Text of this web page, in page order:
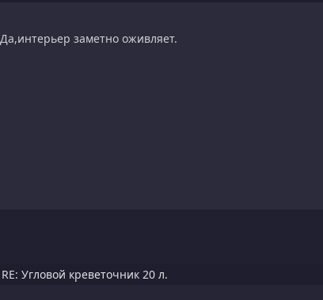
Да,интерьер заметно оживляет.
RE: Угловой креветочник 20 л.